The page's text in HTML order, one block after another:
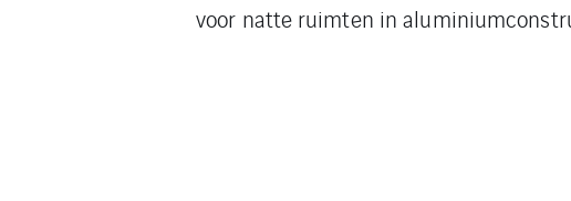
voor natte ruimten in